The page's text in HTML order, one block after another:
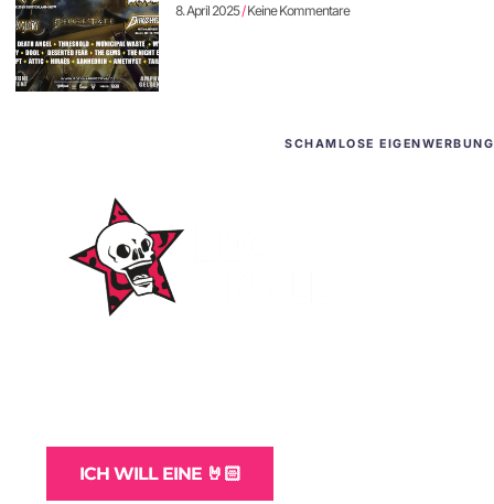
8. April 2025 Keine Kommentare
SCHAMLOSE EIGENWERBUNG
ICH WILL EINE 🤘🏻